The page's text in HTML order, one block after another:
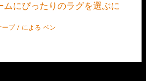
ムにぴったりのラグを選ぶに
ープ/ による ベン